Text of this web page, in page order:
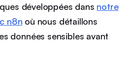
développées dans notre
n8n où nous détaillons
données sensibles avant